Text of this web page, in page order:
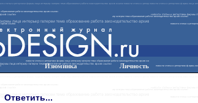
Изюминка Личность
Ответить...